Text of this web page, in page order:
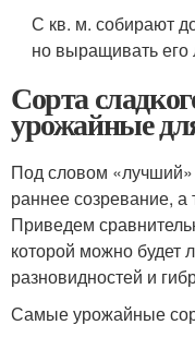
С кв. м. собирают
но выращивать его
Сорта
урожайные
Под словом
раннее созревание,
Приведем
которой можно будет
разновидностей и
Самые урожайные